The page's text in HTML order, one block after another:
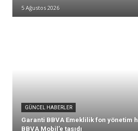
5 Ağustos 2026
GÜNCEL HABERLER
Garanti BBVA Emeklilik fon yönetim
BBVA Mobil’e taşıdı